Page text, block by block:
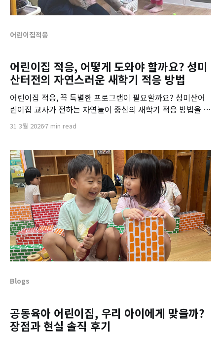
어린이집적응
어린이집 적응, 어떻게 도와야 할까요? 성미
산터전의 자연스러운 새학기 적응 방법
어린이집 적응, 꼭 특별한 프로그램이 필요할까요? 성미산어
린이집 교사가 전하는 자연놀이 중심의 새학기 적응 방법을 소
개합니다.
31 3월 20267 min read
Blogs
공동육아 어린이집, 우리 아이에게 맞을까?
장점과 현실 솔직 후기